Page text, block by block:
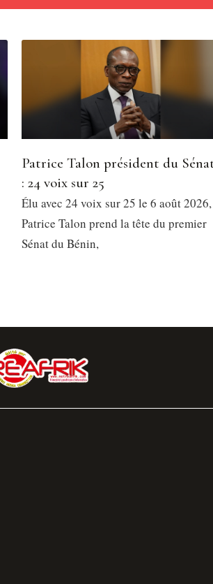
Patrice Talon président du
: 24 voix sur 25
Élu avec 24 voix sur 25 le 6 août 2026,
Patrice Talon prend la tête du premier
Sénat du Bénin,